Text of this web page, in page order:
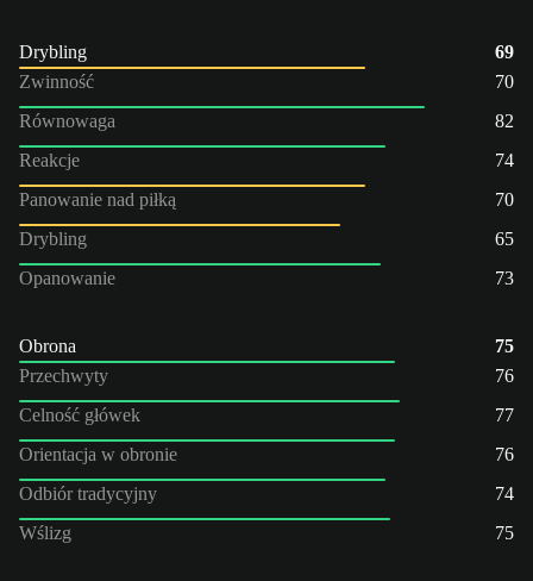
Drybling
69
Zwinność
70
Równowaga
82
Reakcje
74
Panowanie nad piłką
70
Drybling
65
Opanowanie
73
Obrona
75
Przechwyty
76
Celność główek
77
Orientacja w obronie
76
Odbiór tradycyjny
74
Wślizg
75